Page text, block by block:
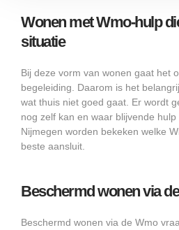
Wonen met Wmo-hulp
situatie
Bij deze vorm van wonen gaat het
begeleiding. Daarom is het
wat thuis niet goed gaat. Er wordt
nog zelf kan en waar blijvende
Nijmegen worden bekeken welke
beste aansluit.
Beschermd wonen via
Beschermd wonen via de Wmo